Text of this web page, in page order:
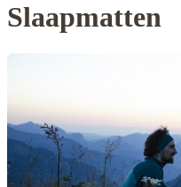
Slaapmatten